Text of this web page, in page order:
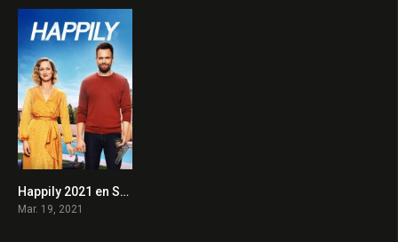
5.3Happily 2021 en Streaming HD Gratuit !
Mar. 19, 2021